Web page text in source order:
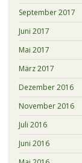
September 2017
Juni 2017
Mai 2017
März 2017
Dezember 2016
November 2016
Juli 2016
Juni 2016